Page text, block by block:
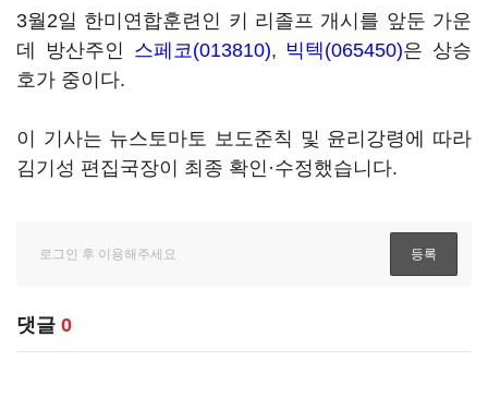
3월2일 한미연합훈련인 키 리졸프 개시를 앞둔 가운
데 방산주인 스페코(013810), 빅텍(065450)은 상승
호가 중이다.
이 기사는 뉴스토마토 보도준칙 및 윤리강령에 따라
김기성 편집국장이 최종 확인·수정했습니다.
댓글 0